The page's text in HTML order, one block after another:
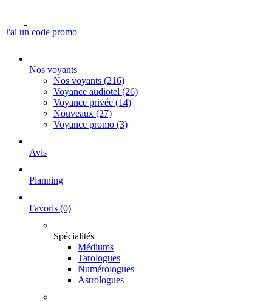
J'ai un code promo
Nos voyants
Nos voyants (216)
Voyance audiotel (26)
Voyance privée (14)
Nouveaux (27)
Voyance promo (3)
Avis
Planning
Favoris (0)
Spécialités
Médiums
Tarologues
Numérologues
Astrologues